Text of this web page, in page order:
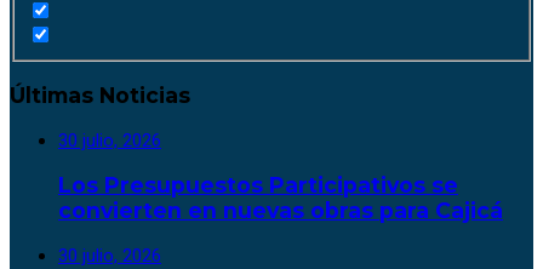
Últimas Noticias
30 julio, 2026
Los Presupuestos Participativos se
convierten en nuevas obras para Cajicá
30 julio, 2026